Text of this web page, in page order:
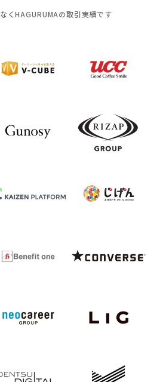
くHAGURUMAの取引実績です